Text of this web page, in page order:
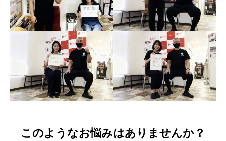
このようなお悩みはありませんか？